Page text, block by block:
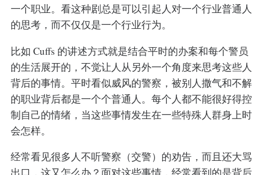
一个职业。看这种剧总是可以引起人对一个行业普通人
的思考，而不仅仅是一个行业行为。
比如 Cuffs 的讲述方式就是结合平时的办案和每个警员
的生活展开的，不觉让人从另外一个角度来思考这些人
背后的事情。平时看似威风的警察，被别人撒气和不解
的职业背后都是一个个普通人。每个人都不能很好得控
制自己的情绪，当这些事情发生在一些特殊人群身上时
会怎样。
经常看见很多人不听警察（交警）的劝告，而且还大骂